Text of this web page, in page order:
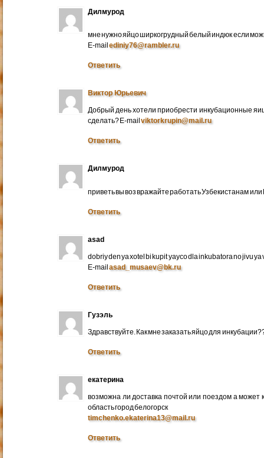
Дилмурод
мне нужно яйцо ширкогрудный белый индюк если
E-mailediniy76@rambler.ru
Ответить
Виктор Юрьевич
Добрый день хотели приобрести инкубационные
сделать? E-mailviktorkrupin@mail.ru
Ответить
Дилмурод
приветь вы воз вражайте работать Узбекистанам
Ответить
asad
dobriy den ya xotel bi kupit yayco dla inkubatora no jivu ya
E-mailasad_musaev@bk.ru
Ответить
Гузэль
Здравствуйте. Как мне заказать яйцо для
Ответить
екатерина
возможна ли доставка почтой или поездом а
область город белогорск
timchenko.ekaterina13@mail.ru
Ответить